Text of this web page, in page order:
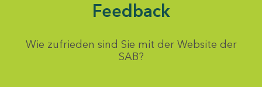
Feedback
Wie zufrieden sind Sie mit der Website der
SAB?